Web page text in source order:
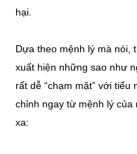
hại.
Dựa theo mệnh lý mà nói,
xuất hiện những sao như
rất dễ “chạm mặt” với
chỉnh ngay từ mệnh lý
xa: